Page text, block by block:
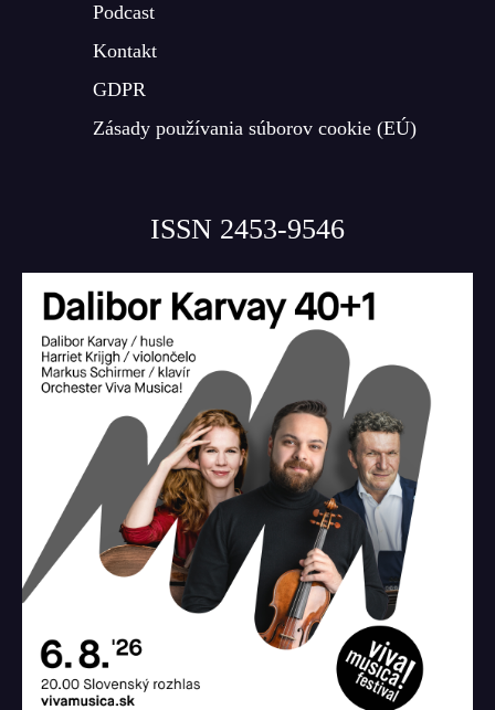
Podcast
Kontakt
GDPR
Zásady používania súborov cookie (EÚ)
ISSN 2453-9546